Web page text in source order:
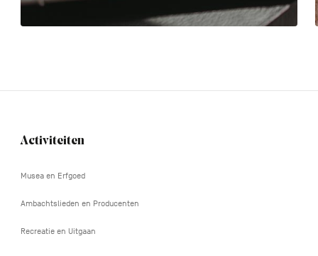
Navigation
Activiteiten
Musea en Erfgoed
Ambachtslieden en Producenten
Recreatie en Uitgaan